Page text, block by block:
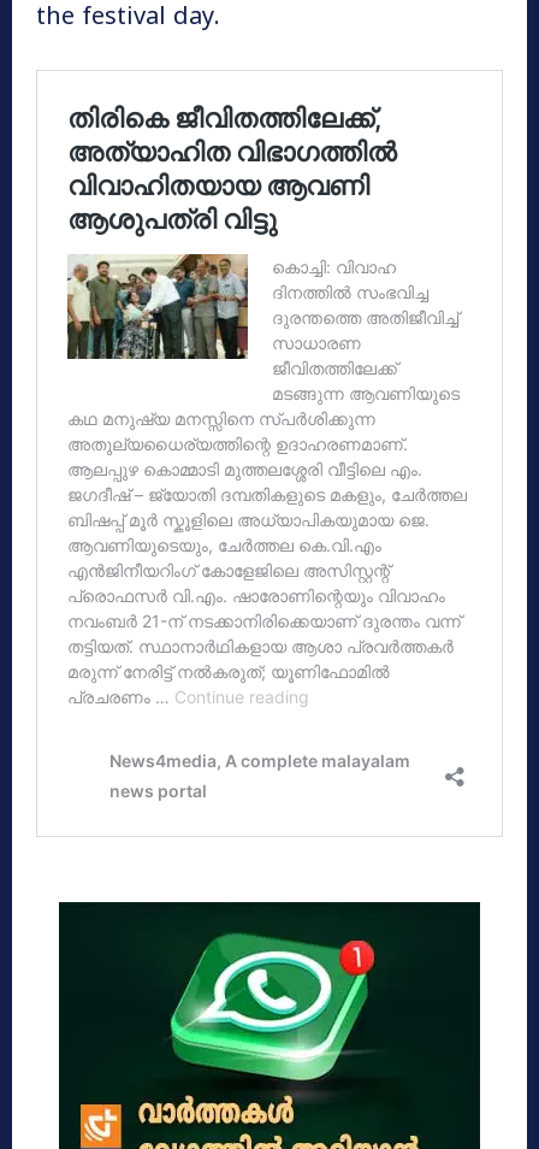
the festival day.